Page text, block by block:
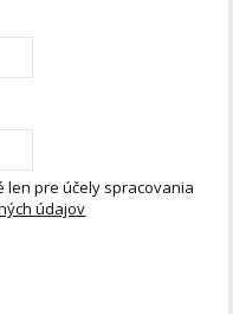
len pre účely spracovania
údajov